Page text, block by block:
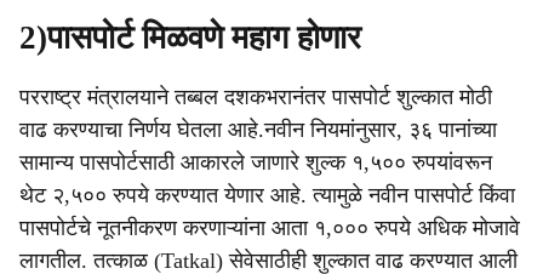
2)पासपोर्ट मिळवणे महाग होणार
परराष्ट्र मंत्रालयाने तब्बल दशकभरानंतर पासपोर्ट शुल्कात मोठी
वाढ करण्याचा निर्णय घेतला आहे.नवीन नियमांनुसार, ३६ पानांच्या
सामान्य पासपोर्टसाठी आकारले जाणारे शुल्क १,५०० रुपयांवरून
थेट २,५०० रुपये करण्यात येणार आहे. त्यामुळे नवीन पासपोर्ट किंवा
पासपोर्टचे नूतनीकरण करणाऱ्यांना आता १,००० रुपये अधिक मोजावे
लागतील. तत्काळ (Tatkal) सेवेसाठीही शुल्कात वाढ करण्यात आली